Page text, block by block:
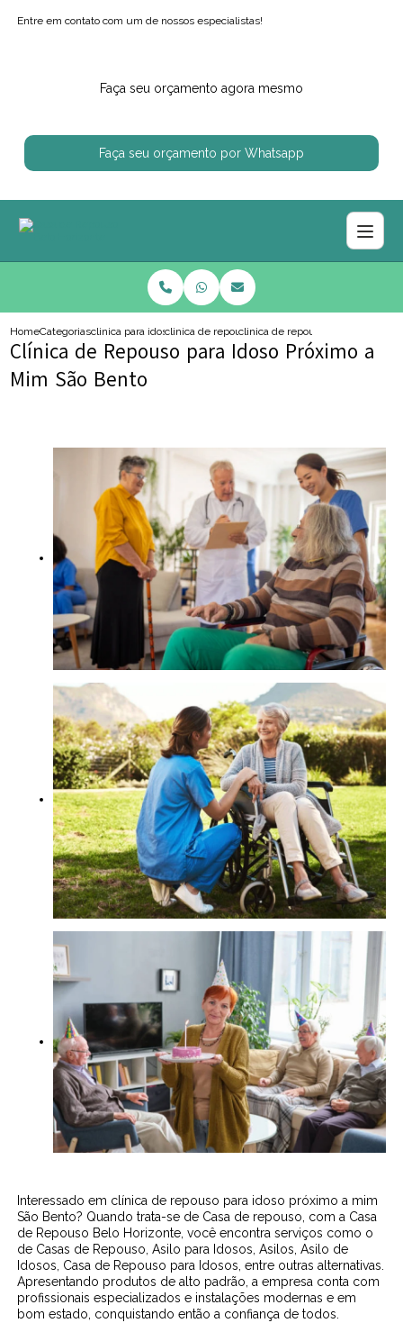
Entre em contato com um de nossos especialistas!
Faça seu orçamento agora mesmo
Faça seu orçamento por Whatsapp
HomeCategoriasclinica para idososclinica de repouso para idoso com enfermagem
clinica de repouso para idoso
Clínica de Repouso para Idoso Próximo a
Mim São Bento
Interessado em clínica de repouso para idoso próximo a mim
São Bento? Quando trata-se de Casa de repouso, com a Casa
de Repouso Belo Horizonte, você encontra serviços como o
de Casas de Repouso, Asilo para Idosos, Asilos, Asilo de
Idosos, Casa de Repouso para Idosos, entre outras alternativas.
Apresentando produtos de alto padrão, a empresa conta com
profissionais especializados e instalações modernas e em
bom estado, conquistando então a confiança de todos.